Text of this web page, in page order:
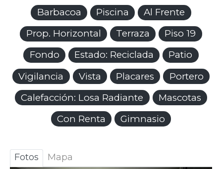
Barbacoa
Piscina
Al Frente
Prop. Horizontal
Terraza
Piso 19
Fondo
Estado: Reciclada
Patio
Vigilancia
Vista Placares
Portero
Calefacción: Losa Radiante
Mascotas
Con Renta
Gimnasio
Fotos Mapa